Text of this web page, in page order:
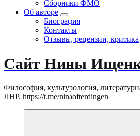
Сборники ФМО
Об авторе
Биография
Контакты
Отзывы, рецензии, критика
Сайт Нины
Философия, культурология,
ЛНР. https://t.me/ninaofterdingen